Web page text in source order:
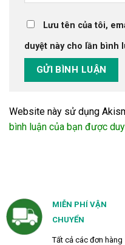
Lưu tên của tôi,
duyệt này cho lần bình
Website này sử dụng
bình luận của bạn được
MIỄN PHÍ VẬN
CHUYỂN
Tất cả các đơn hàng